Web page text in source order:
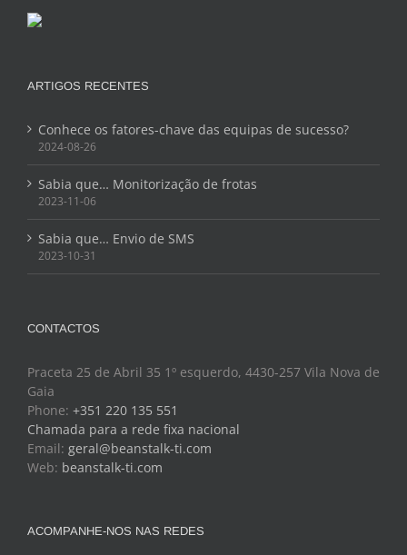
ARTIGOS RECENTES
Conhece os fatores-chave das equipas de sucesso?
2024-08-26
Sabia que… Monitorização de frotas
2023-11-06
Sabia que… Envio de SMS
2023-10-31
CONTACTOS
Praceta 25 de Abril 35 1º esquerdo, 4430-257 Vila Nova de
Gaia
Phone: +351 220 135 551
Chamada para a rede fixa nacional
Email: geral@beanstalk-ti.com
Web: beanstalk-ti.com
ACOMPANHE-NOS NAS REDES